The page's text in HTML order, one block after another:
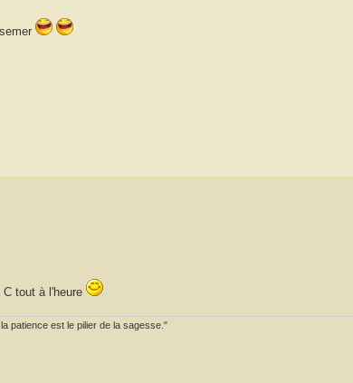
tout à l'heure
patience est le pilier de la sagesse."